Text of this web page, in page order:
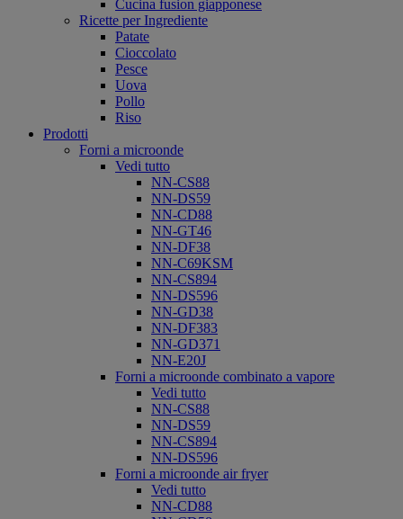
Cucina fusion giapponese
Ricette per Ingrediente
Patate
Cioccolato
Pesce
Uova
Pollo
Riso
Prodotti
Forni a microonde
Vedi tutto
NN-CS88
NN-DS59
NN-CD88
NN-GT46
NN-DF38
NN-C69KSM
NN-CS894
NN-DS596
NN-GD38
NN-DF383
NN-GD371
NN-E20J
Forni a microonde combinato a vapore
Vedi tutto
NN-CS88
NN-DS59
NN-CS894
NN-DS596
Forni a microonde air fryer
Vedi tutto
NN-CD88